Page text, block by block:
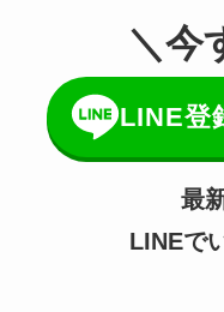
＼今
LINE登
最
LINEで